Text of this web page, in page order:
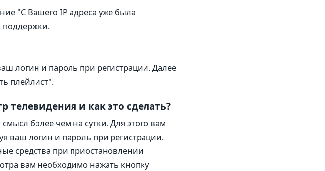
"С Вашего IP адреса уже была
поддержки.
логин и пароль при регистрации. Далее
плейлист".
и как это сделать?
более чем на сутки. Для этого вам
ваш логин и пароль при регистрации.
средства при приостановлении
вам необходимо нажать кнопку